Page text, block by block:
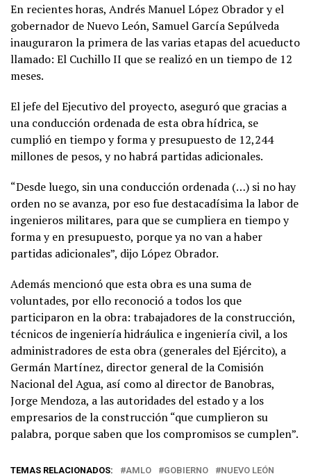
En recientes horas, Andrés Manuel López Obrador y el
gobernador de Nuevo León, Samuel García Sepúlveda
inauguraron la primera de las varias etapas del acueducto
llamado: El Cuchillo II que se realizó en un tiempo de 12
meses.
El jefe del Ejecutivo del proyecto, aseguró que gracias a
una conducción ordenada de esta obra hídrica, se
cumplió en tiempo y forma y presupuesto de 12,244
millones de pesos, y no habrá partidas adicionales.
“Desde luego, sin una conducción ordenada (…) si no hay
orden no se avanza, por eso fue destacadísima la labor de
ingenieros militares, para que se cumpliera en tiempo y
forma y en presupuesto, porque ya no van a haber
partidas adicionales”, dijo López Obrador.
Además mencionó que esta obra es una suma de
voluntades, por ello reconoció a todos los que
participaron en la obra: trabajadores de la construcción,
técnicos de ingeniería hidráulica e ingeniería civil, a los
administradores de esta obra (generales del Ejército), a
Germán Martínez, director general de la Comisión
Nacional del Agua, así como al director de Banobras,
Jorge Mendoza, a las autoridades del estado y a los
empresarios de la construcción “que cumplieron su
palabra, porque saben que los compromisos se cumplen”.
TEMAS RELACIONADOS: AMLO GOBIERNO
NUEVO LEÓN